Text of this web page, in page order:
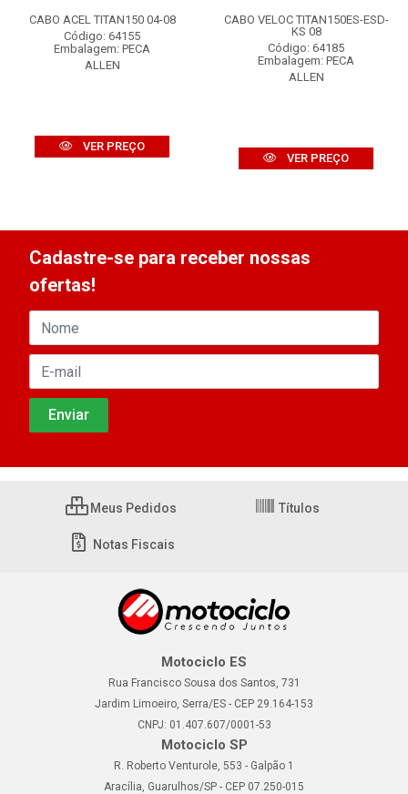
CABO ACEL TITAN150 04-08
Código: 64155
Embalagem: PECA
ALLEN
VER PREÇO
CABO VELOC TITAN150ES-ESD-
KS 08
Código: 64185
Embalagem: PECA
ALLEN
VER PREÇO
Cadastre-se para receber nossas
ofertas!
Meus Pedidos Títulos
Notas Fiscais
Motociclo ES
Rua Francisco Sousa dos Santos, 731
Jardim Limoeiro, Serra/ES - CEP 29.164-153
CNPJ: 01.407.607/0001-53
Motociclo SP
R. Roberto Venturole, 553 - Galpão 1
Aracília, Guarulhos/SP - CEP 07.250-015